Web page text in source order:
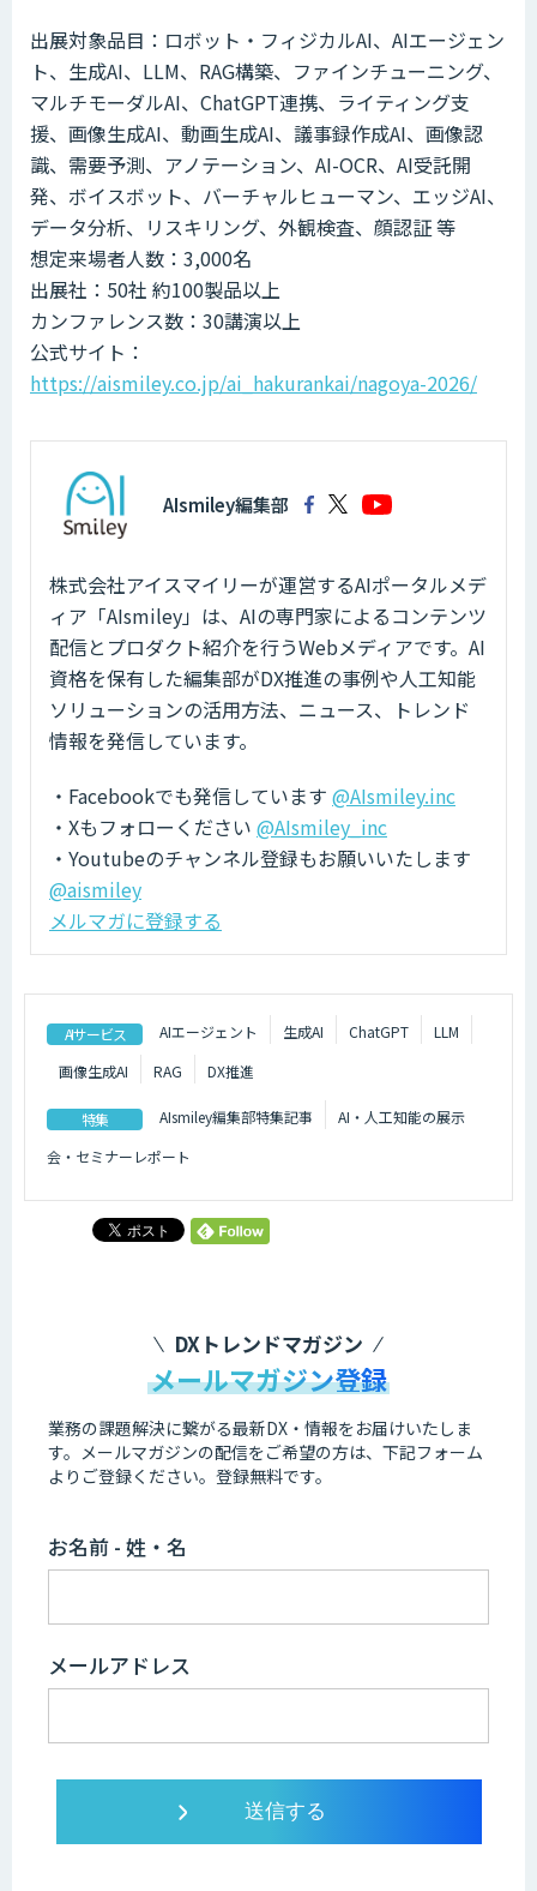
出展対象品目：ロボット・フィジカルAI、AIエージェン
ト、生成AI、LLM、RAG構築、ファインチューニング、
マルチモーダルAI、ChatGPT連携、ライティング支
援、画像生成AI、動画生成AI、議事録作成AI、画像認
識、需要予測、アノテーション、AI-OCR、AI受託開
発、ボイスボット、バーチャルヒューマン、エッジAI、
データ分析、リスキリング、外観検査、顔認証 等
想定来場者人数：3,000名
出展社：50社 約100製品以上
カンファレンス数：30講演以上
公式サイト：
https://aismiley.co.jp/ai_hakurankai/nagoya-2026/
AIsmiley編集部
株式会社アイスマイリーが運営するAIポータルメデ
ィア「AIsmiley」は、AIの専門家によるコンテンツ
配信とプロダクト紹介を行うWebメディアです。AI
資格を保有した編集部がDX推進の事例や人工知能
ソリューションの活用方法、ニュース、トレンド
情報を発信しています。
・Facebookでも発信しています @AIsmiley.inc
・Xもフォローください @AIsmiley_inc
・Youtubeのチャンネル登録もお願いいたします
@aismiley
メルマガに登録する
AIサービス AIエージェント 生成AI ChatGPT
LLM
画像生成AI
RAG DX推進
特集 AIsmiley編集部特集記事
AI・人工知能の展示
会・セミナーレポート
DXトレンドマガジン
メールマガジン登録
業務の課題解決に繋がる最新DX・情報をお届けいたしま
す。 メールマガジンの配信をご希望の方は、下記フォーム
よりご登録ください。登録無料です。
お名前 - 姓・名
メールアドレス